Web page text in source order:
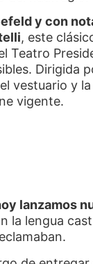
y con
, este
Teatro
Dirigida
vestuario y
vigente.
lanzamos
la lengua